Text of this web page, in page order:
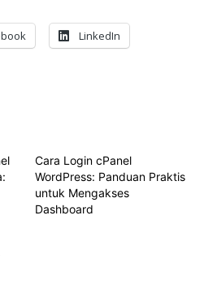
LinkedIn
Cara Login cPanel
WordPress: Panduan Praktis
untuk Mengakses
Dashboard